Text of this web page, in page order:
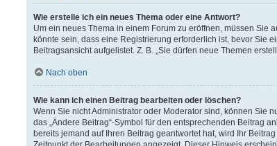
Wie erstelle ich ein neues Thema oder eine Antwort?
Um ein neues Thema in einem Forum zu eröffnen, müssen Sie
könnte sein, dass eine Registrierung erforderlich ist, bevor Sie
Beitragsansicht aufgelistet. Z. B. „Sie dürfen neue Themen
Nach oben
Wie kann ich einen Beitrag bearbeiten oder löschen?
Wenn Sie nicht Administrator oder Moderator sind, können Sie
das „Ändere Beitrag“-Symbol für den entsprechenden Beitrag
bereits jemand auf Ihren Beitrag geantwortet hat, wird Ihr